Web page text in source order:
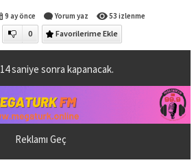
9 ay önce Yorum yaz 53 izlenme
0 Favorilerime Ekle
14saniye sonra kapanacak.
Reklamı Geç